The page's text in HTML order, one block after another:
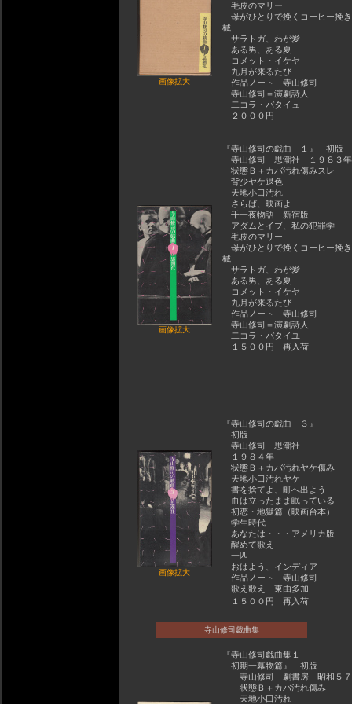
画像拡大
毛皮のマリー
母がひとりで挽くコーヒー挽
械
サラトガ、わが愛
ある男、ある夏
コメット・イケヤ
九月が来るたび
作品ノート 寺山修司
寺山修司＝演劇詩人
二コラ・バタイュ
２０００円
画像拡大
『寺山修司の戯曲 １』 初版
寺山修司 思潮社 １９８３年
状態Ｂ＋カバ汚れ傷みスレ
背少ヤケ退色
天地小口汚れ
さらば、映画よ
千一夜物語 新宿版
アダムとイブ、私の犯罪学
毛皮のマリー
母がひとりで挽くコーヒー挽
械
サラトガ、わが愛
ある男、ある夏
コメット・イケヤ
九月が来るたび
作品ノート 寺山修司
寺山修司＝演劇詩人
二コラ・バタイユ
１５００円 再入荷
画像拡大
『寺山修司の戯曲 ３』
初版
寺山修司 思潮社
１９８４年
状態Ｂ＋カバ汚れヤケ傷み
天地小口汚れヤケ
書を捨てよ、町へ出よう
血は立ったまま眠っている
初恋・地獄篇（映画台本）
学生時代
あなたは・・・アメリカ版
醒めて歌え
一匹
おはよう、インディア
作品ノート 寺山修司
歌え歌え 東由多加
１５００円 再入荷
寺山修司戯曲集
『寺山修司戯曲集１
初期一幕物篇』 初版
寺山修司 劇書房 昭和５７
状態Ｂ＋カバ汚れ傷み
天地小口汚れ